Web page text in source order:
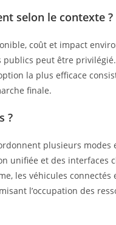
selon le contexte ?
coût et impact
peut être
la plus efficace
finale.
?
plusieurs
unifiée et des
les véhicules
l’occupation des